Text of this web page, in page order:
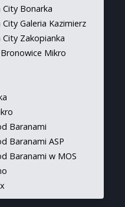
City Bonarka
City Galeria Kazimierz
City Zakopianka
Mikro
Baranami
Baranami ASP
Baranami w MOS